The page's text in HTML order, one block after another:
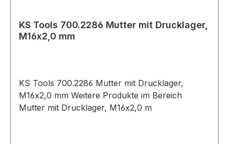
KS Tools 700.2286 Mutter mit Drucklager,
M16x2,0 mm
KS Tools 700.2286 Mutter mit Drucklager,
M16x2,0 mm Weitere Produkte im Bereich
Mutter mit Drucklager, M16x2,0 m